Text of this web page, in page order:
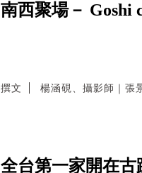
南西聚場－ Goshi
撰文 楊涵硯、攝影師｜張
全台第一家開在古